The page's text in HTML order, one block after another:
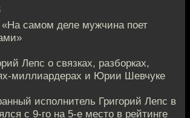
«На самом деле мужчина поет
Лепс о связках, разборках,
миллиардерах и Юрии Шевчуке
исполнитель Григорий Лепс в
с 9-го на 5-е место в рейтинге